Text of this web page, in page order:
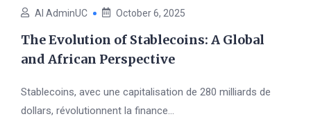
AI AdminUC October 6, 2025
The Evolution of Stablecoins: A Global
and African Perspective
Stablecoins, avec une capitalisation de 280 milliards de
dollars, révolutionnent la finance...